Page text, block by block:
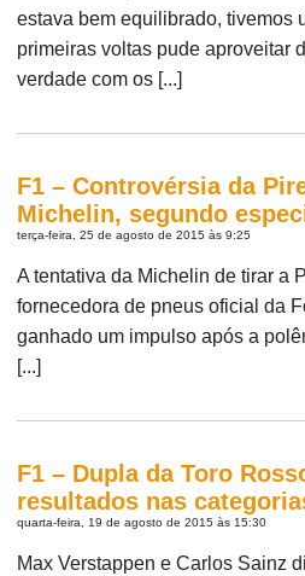
estava bem equilibrado, tivemos
primeiras voltas pude aproveitar
verdade com os [...]
F1 – Controvérsia da
Michelin, segundo
terça-feira, 25 de agosto de 2015 às 9:25
A tentativa da Michelin de tirar a
fornecedora de pneus oficial da
ganhado um impulso após a
[...]
F1 – Dupla da Toro
resultados nas
quarta-feira, 19 de agosto de 2015 às 15:30
Max Verstappen e Carlos Sainz